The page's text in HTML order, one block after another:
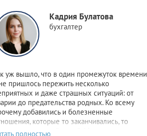
Кадрия Булатова
бухгалтер
уж вышло, что в один промежуток времени
пришлось пережить несколько
и даже страшных ситуаций: от
до предательства родных. Ко всему
добавились и болезненные
которые то заканчивались, то
с новой силой. Моя ситуация очень